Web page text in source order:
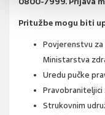
Pritužbe mogu biti
Povjerenstvu
Ministarstva
Uredu pučke
Strukovnim